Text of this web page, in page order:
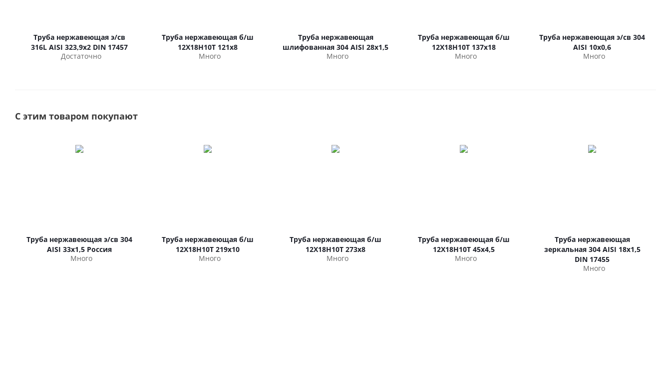
Труба нержавеющая э/св
316L AISI 323,9х2 DIN 17457
Достаточно
Труба нержавеющая б/ш
12Х18Н10Т 121х8
Много
Труба нержавеющая
шлифованная 304 AISI 28х1,5
Много
Труба нержавеющая б/ш
12Х18Н10Т 137х18
Много
Труба нержавеющая э/св 304
AISI 10х0,6
Много
С этим товаром покупают
Труба нержавеющая э/св 304
AISI 33х1,5 Россия
Много
Труба нержавеющая б/ш
12Х18Н10Т 219х10
Много
Труба нержавеющая б/ш
12Х18Н10Т 273х8
Много
Труба нержавеющая б/ш
12Х18Н10Т 45х4,5
Много
Труба нержавеющая
зеркальная 304 AISI 18х1,5
DIN 17455
Много